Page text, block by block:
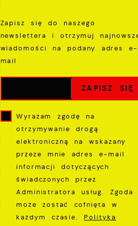
Zapisz się do naszego
newslettera i otrzymuj
wiadomości na podany adres e-
mail
Wyrażam zgodę na
otrzymywanie drogą
elektroniczną na wskazany
przeze mnie adres e-mail
informacji dotyczących
świadczonych przez
Administratora usług. Zgoda
może zostać cofnięta w
każdym czasie. Polityka
Twoich
internetowej.
stronach
partnerami oraz
w charakterze
postaci
społecznościowych.